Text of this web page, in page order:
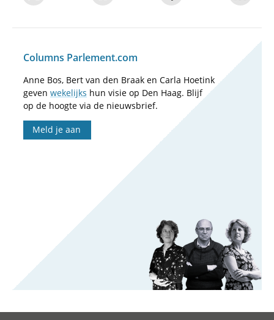
Columns Parlement.com
Anne Bos, Bert van den Braak en Carla Hoetink
geven wekelijks hun visie op Den Haag. Blijf
op de hoogte via de nieuwsbrief.
Meld je aan